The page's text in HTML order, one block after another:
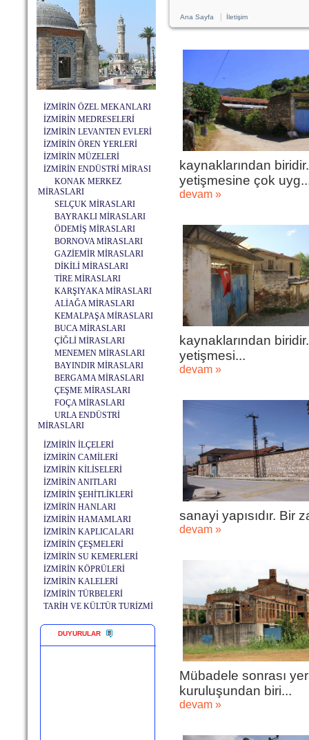
İZMİRİN ÖZEL MEKANLARI
İZMİRİN MEDRESELERİ
İZMİRİN LEVANTEN EVLERİ
İZMİRİN ÖREN YERLERİ
İZMİRİN MÜZELERİ
İZMİRİN ENDÜSTRİ MİRASI
KONAK MERKEZ
MİRASLARI
SELÇUK MİRASLARI
BAYRAKLI MİRASLARI
ÖDEMİŞ MİRASLARI
BORNOVA MİRASLARI
GAZİEMİR MİRASLARI
DİKİLİ MİRASLARI
TİRE MİRASLARI
KARŞIYAKA MİRASLARI
ALİAĞA MİRASLARI
KEMALPAŞA MİRASLARI
BUCA MİRASLARI
ÇİĞLİ MİRASLARI
MENEMEN MİRASLARI
BAYINDIR MİRASLARI
BERGAMA MİRASLARI
ÇEŞME MİRASLARI
FOÇA MİRASLARI
URLA ENDÜSTRİ
MİRASLARI
İZMİRİN İLÇELERİ
İZMİRİN CAMİLERİ
İZMİRİN KİLİSELERİ
İZMİRİN ANITLARI
İZMİRİN ŞEHİTLİKLERİ
İZMİRİN HANLARI
İZMİRİN HAMAMLARI
İZMİRİN KAPLICALARI
İZMİRİN ÇEŞMELERİ
İZMİRİN SU KEMERLERİ
İZMİRİN KÖPRÜLERİ
İZMİRİN KALELERİ
İZMİRİN TÜRBELERİ
TARİH VE KÜLTÜR TURİZMİ
DUYURULAR
Ana Sayfa| İletişim
kaynaklarından
yetişmesine çok
devam »
kaynaklarından
yetişmesi...
devam »
sanayi yapısıdır. Bir
devam »
Mübadele sonrası
kuruluşundan biri...
devam »